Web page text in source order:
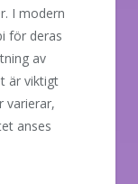
I modern
för deras
av
är viktigt
varierar,
anses